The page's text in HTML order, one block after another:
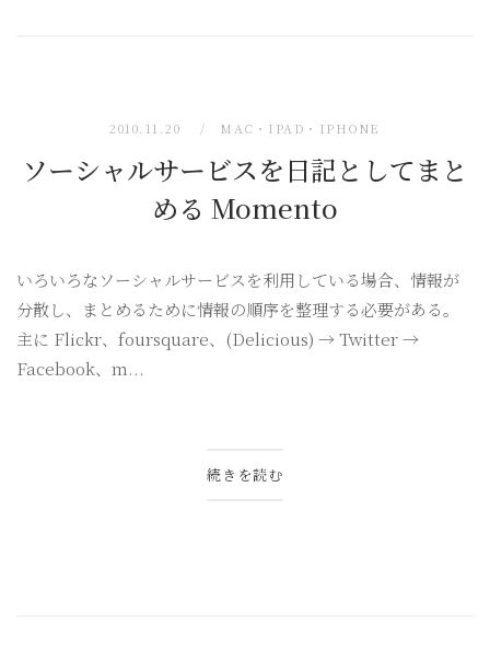
2010.11.20 MAC・IPAD・IPHONE
ソーシャルサービスを日記としてまと
める Momento
いろいろなソーシャルサービスを利用している場合、情報が
分散し、まとめるために情報の順序を整理する必要がある。
主に Flickr、foursquare、(Delicious) → Twitter →
Facebook、m...
続きを読む